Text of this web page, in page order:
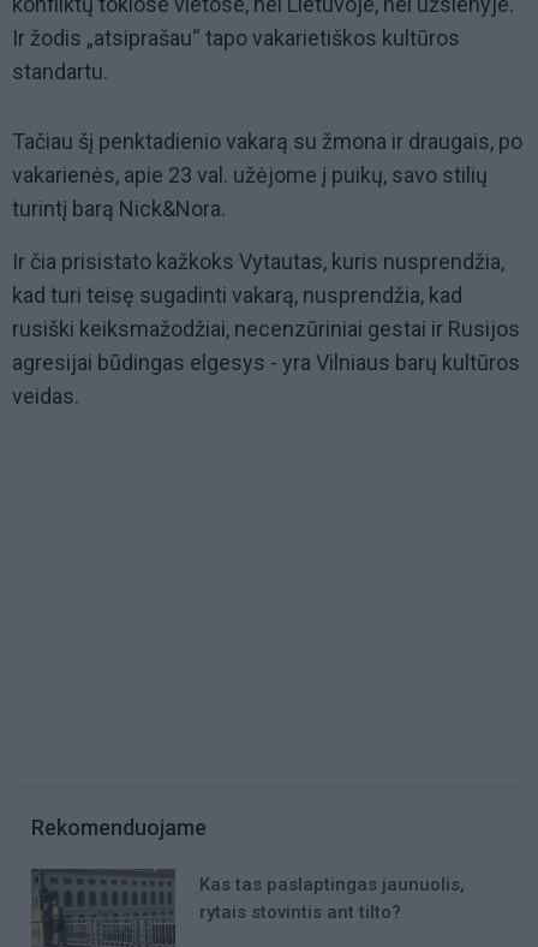
Ir žodis „atsiprašau‘‘ tapo vakarietiškos kultūros
standartu.
Tačiau šį penktadienio vakarą su žmona ir draugais, po
vakarienės, apie 23 val. užėjome į puikų, savo stilių
turintį barą Nick&Nora.
Ir čia prisistato kažkoks Vytautas, kuris nusprendžia,
kad turi teisę sugadinti vakarą, nusprendžia, kad
rusiški keiksmažodžiai, necenzūriniai gestai ir Rusijos
agresijai būdingas elgesys - yra Vilniaus barų kultūros
veidas.
Rekomenduojame
Kas tas paslaptingas jaunuolis,
rytais stovintis ant tilto?